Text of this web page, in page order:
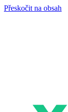
Přeskočit na obsah